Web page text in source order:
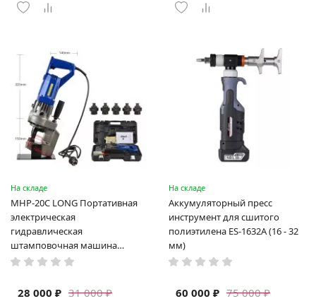
На складе
MHP-20C LONG Портативная
электрическая
гидравлическая
штамповочная машина
высокая мощность и мощный
машина
31 000 ₽
28 000 ₽
На складе
Аккумуляторный пресс
инструмент для сшитого
полиэтилена ES-1632A (16 - 32
мм)
75 000 ₽
60 000 ₽